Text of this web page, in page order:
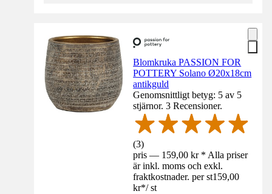
Blomkruka PASSION FOR
POTTERY Solano Ø20x18cm
antikguld
Genomsnittligt betyg: 5 av 5
stjärnor. 3 Recensioner.
(3)
pris — 159,00 kr * Alla priser
är inkl. moms och exkl.
fraktkostnader. per st159,00
kr*/ st